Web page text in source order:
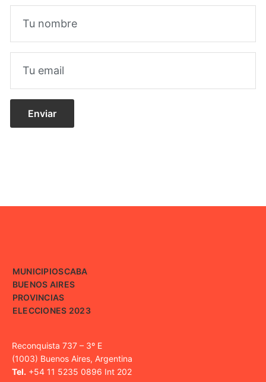
MUNICIPIOSCABA
BUENOS AIRES
PROVINCIAS
ELECCIONES 2023
Reconquista 737 – 3º E
(1003) Buenos Aires, Argentina
Tel. +54 11 5235 0896 Int 202